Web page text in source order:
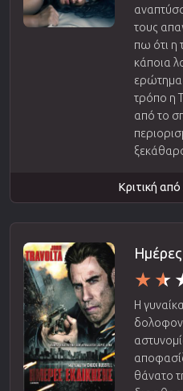
τους
πω ότι η
κάποια
ερώτημα
τρόπο η
από το
Κριτική από
Η
θάνατο